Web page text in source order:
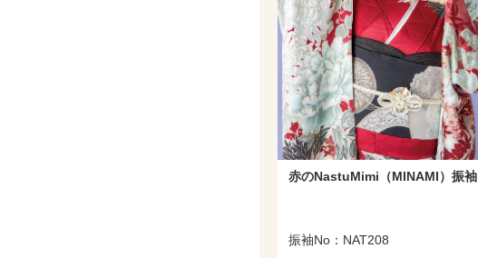
赤のNastuMimi（MINAMI）振袖
振袖No：NAT208